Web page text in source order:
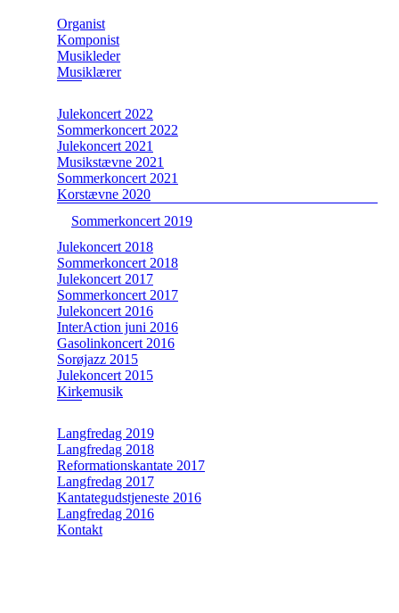
Organist
Komponist
Musikleder
Musiklærer
Julekoncert 2022
Sommerkoncert 2022
Julekoncert 2021
Musikstævne 2021
Sommerkoncert 2021
Korstævne 2020
Sommerkoncert 2019
Julekoncert 2018
Sommerkoncert 2018
Julekoncert 2017
Sommerkoncert 2017
Julekoncert 2016
InterAction juni 2016
Gasolinkoncert 2016
Sorøjazz 2015
Julekoncert 2015
Kirkemusik
Langfredag 2019
Langfredag 2018
Reformationskantate 2017
Langfredag 2017
Kantategudstjeneste 2016
Langfredag 2016
Kontakt